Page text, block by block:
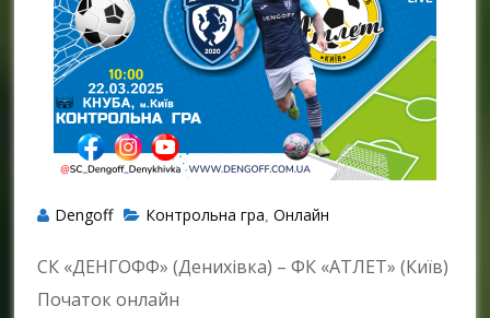
Dengoff Контрольна гра ,Онлайн
СК «ДЕНГОФФ» (Денихівка) – ФК «АТЛЕТ» (Київ)
Початок онлайн